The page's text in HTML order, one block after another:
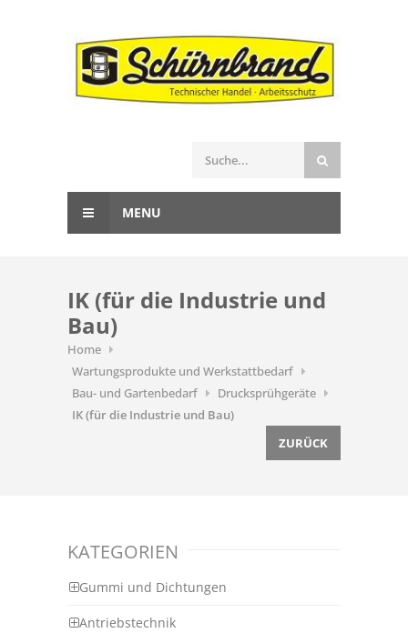
MENU
IK (für die Industrie und
Bau)
Home
Wartungsprodukte und Werkstattbedarf
Bau- und Gartenbedarf
Drucksprühgeräte
IK (für die Industrie und Bau)
ZURÜCK
KATEGORIEN
Gummi und Dichtungen
Antriebstechnik